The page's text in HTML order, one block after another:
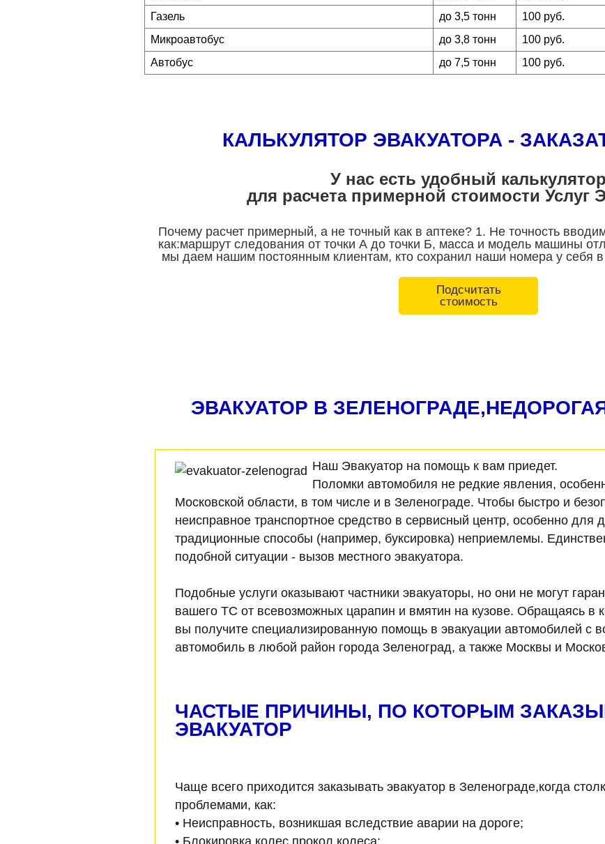
Газель
до 3,5 тонн 100 руб.
Микроавтобус
до 3,8 тонн 100 руб.
Автобус
до 7,5 тонн 100 руб.
КАЛЬКУЛЯТОР ЭВАКУАТОРА -
У нас есть удобный калькулятор
для расчета примерной стоимости Услуг
Почему расчет примерный, а не точный как в аптеке? 1. Не точность
как:маршрут следования от точки А до точки Б, масса и модель машины
мы даем нашим постоянным клиентам, кто сохранил наши номера у себя
Подсчитать
стоимость
ЭВАКУАТОР В
Наш Эвакуатор на помощь к вам приедет.
Поломки автомобиля не редкие явления,
Московской области, в том числе и в Зеленограде. Чтобы быстро и
неисправное транспортное средство в сервисный центр, особенно для
традиционные способы (например, буксировка) неприемлемы.
подобной ситуации - вызов местного эвакуатора.
Подобные услуги оказывают частники эвакуаторы, но они не могут
вашего ТС от всевозможных царапин и вмятин на кузове. Обращаясь в
вы получите специализированную помощь в эвакуации автомобилей с
автомобиль в любой район города Зеленоград, а также Москвы и
ЧАСТЫЕ ПРИЧИНЫ, ПО КОТОРЫМ
ЭВАКУАТОР
Чаще всего приходится заказывать эвакуатор в Зеленограде,когда
проблемами, как:
• Неисправность, возникшая вследствие аварии на дороге;
• Блокировка колес,прокол колеса;